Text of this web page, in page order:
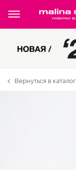
Вернуться в каталог